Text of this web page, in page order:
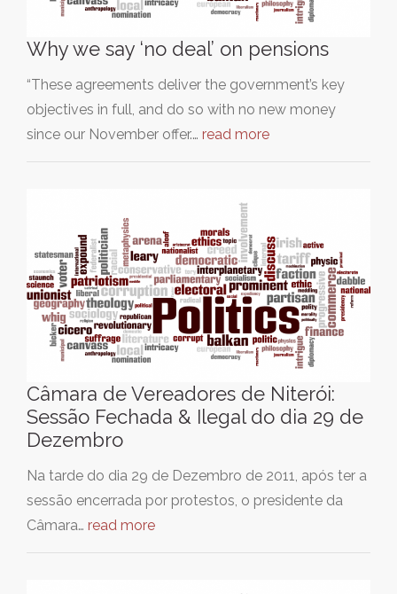
Why we say ‘no deal’ on pensions
“These agreements deliver the government’s key
objectives in full, and do so with no new money
since our November offer.… read more
Câmara de Vereadores de Niterói:
Sessão Fechada & Ilegal do dia 29 de
Dezembro
Na tarde do dia 29 de Dezembro de 2011, após ter a
sessão encerrada por protestos, o presidente da
Câmara… read more